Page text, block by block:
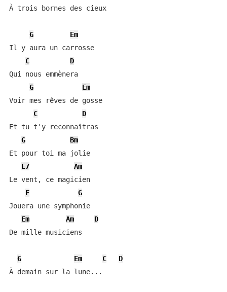
À trois bornes des cieux
G
Em
Il y aura un carrosse
C
D
Qui nous emmènera
G
Em
Voir mes rêves de gosse
C
D
Et tu t'y reconnaîtras
G
Bm
Et pour toi ma jolie
E7
Am
Le vent, ce magicien
F
G
Jouera une symphonie
Em
Am
D
De mille musiciens
G Em C
D
À demain sur la lune...